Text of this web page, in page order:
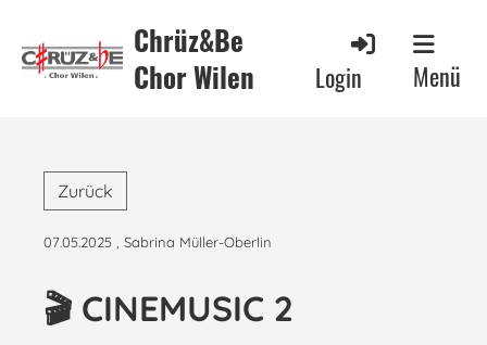
Chrüz&Be
Chor Wilen
Login Menü
Zurück
07.05.2025 , Sabrina Müller-Oberlin
🎬 CINEMUSIC 2